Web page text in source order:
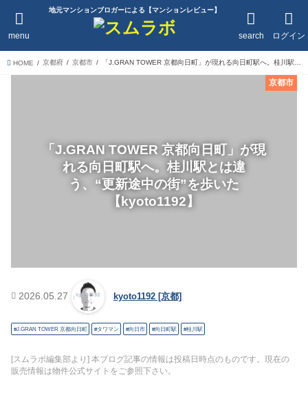
地元マンションブロガーによる【マンションレビュー】
ログイン
search
menu
HOME 京都府 京都市
「J.GRAN TOWER 京都向日町」が現
れる向日町駅へ。桂川駅とは違
う、“更新途中の街”を歩いた
【kyoto1192】
京都市
2026.05.27 kyoto1192 [京都]
J.GRAN TOWER 京都向日町 タワマン 向日市 向日町駅 桂川駅
[スムラボ編集部より] 本ブログ記事の情報は投稿日時点のものです。現在の
販売情報は物件公式サイトをご参照下さい。